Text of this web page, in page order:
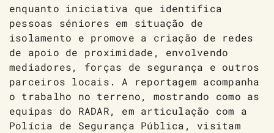
enquanto iniciativa que identifica
pessoas séniores em situação de
isolamento e promove a criação de redes
de apoio de proximidade, envolvendo
mediadores, forças de segurança e outros
parceiros locais. A reportagem acompanha
o trabalho no terreno, mostrando como as
equipas do RADAR, em articulação com a
Polícia de Segurança Pública, visitam